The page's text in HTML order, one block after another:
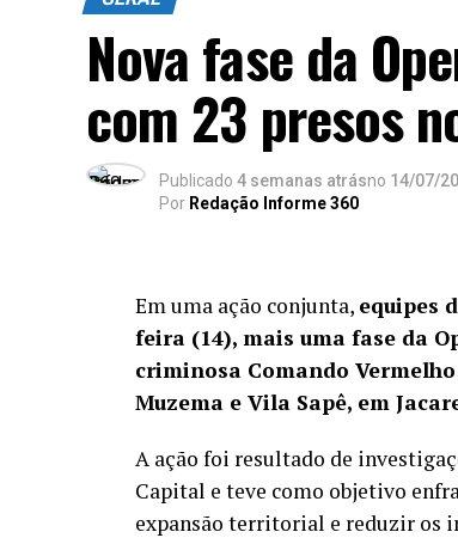
Nova fase da
com 23 presos
Publicado 4 semanas atrásno 14/07/
Por Redação Informe 360
Em uma ação conjunta, equipes
feira (14), mais uma fase da
criminosa Comando
Muzema e Vila Sapê, em
A ação foi resultado de
Capital e teve como objetivo
expansão territorial e reduzir os